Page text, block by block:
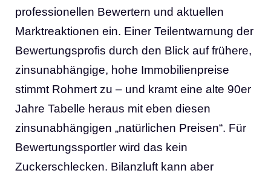
professionellen Bewertern und aktuellen
Marktreaktionen ein. Einer Teilentwarnung der
Bewertungsprofis durch den Blick auf frühere,
zinsunabhängige, hohe Immobilienpreise
stimmt Rohmert zu – und kramt eine alte 90er
Jahre Tabelle heraus mit eben diesen
zinsunabhängigen „natürlichen Preisen“. Für
Bewertungssportler wird das kein
Zuckerschlecken. Bilanzluft kann aber